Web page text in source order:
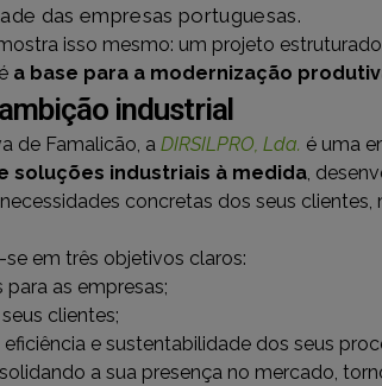
das empresas portuguesas.
isso mesmo: um projeto
a base para a modernização
industrial
de Famalicão, a DIRSILPRO, Lda. é uma
soluções industriais à medida,
concretas dos seus clientes,
em três objetivos claros:
as empresas;
clientes;
e sustentabilidade dos seus
a sua presença no mercado,